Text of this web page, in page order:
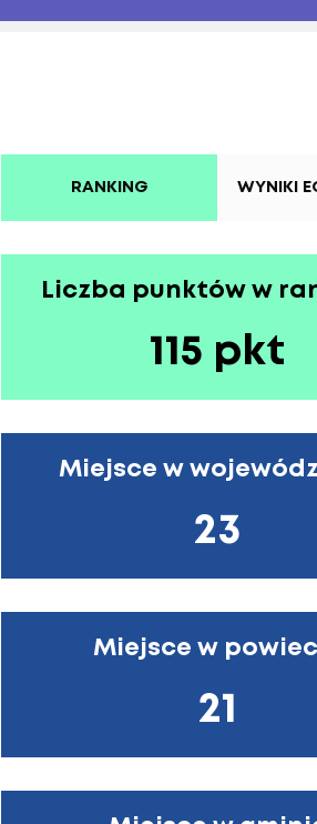
RANKING WYNIKI
Liczba punktów w
115 pkt
Miejsce w
23
Miejsce w
21